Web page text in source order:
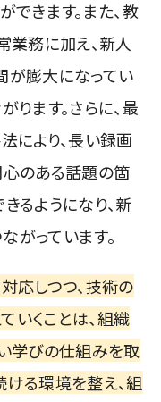
できます。また、教
業務に加え、新人
が膨大になってい
ります。さらに、最
により、長い録画
心のある話題の箇
るようになり、新
がっています。
応しつつ、技術の
いくことは、組織
学びの仕組みを取
る環境を整え、組